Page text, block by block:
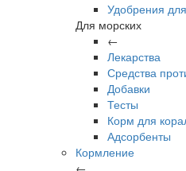
Удобрения
Для морских
←
Лекарства
Средства
Добавки
Тесты
Корм для
Адсорбенты
Кормление
←